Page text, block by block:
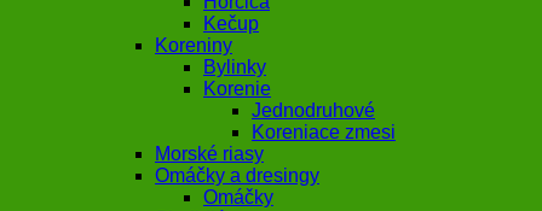
Kečup
Koreniny
Bylinky
Korenie
Jednodruhové
Koreniace zmesi
Morské riasy
Omáčky a dresingy
Omáčky